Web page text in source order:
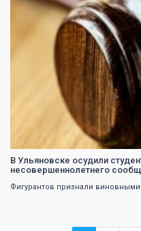
В Ульяновске осудили
несовершеннолетнего
Фигурантов признали виновными